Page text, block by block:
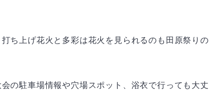
ち上げ花火と多彩は花火を見られるのも田原祭りの
の駐車場情報や穴場スポット、浴衣で行っても大丈